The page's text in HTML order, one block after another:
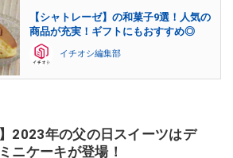
【シャトレーゼ】の和菓子9選！人気の
商品が充実！ギフトにもおすすめ◎
イチオシ編集部
2023年の父の日スイーツはデ
ニケーキが登場！